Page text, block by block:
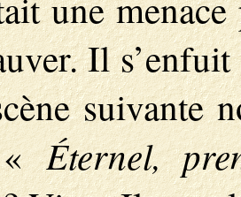
Il s’enfuit
suivante
«Éternel,